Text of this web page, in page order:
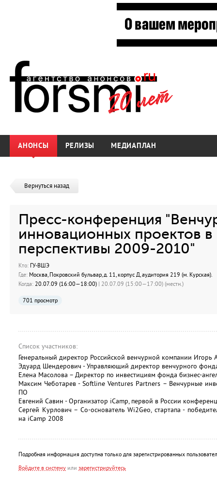
АНОНСЫ РЕЛИЗЫ МЕДИАПЛАН
Вернуться назад
Пресс-конференция
инновационных проектов в
перспективы 2009-2010"
Кто: ГУ-ВШЭ
Где: Москва, Покровский бульвар, д. 11, корпус Д, аудитория 219 (м. Курская).
Когда: 20.07.09 (16:00—18:00) | 20.07.09 (15:00—17:00) (местн.)
701 просмотр
Список участников:
Генеральный директор Российской венчурной компании Игорь
Эдуард Шендерович - Управляющий директор венчурного
Елена Масолова – Директор по инвестициям фонда бизнес-
Максим Чеботарев - Softline Ventures Partners – Венчурные
ПО
Евгений Савин - Организатор iCamp, первой в России
Сергей Курлович – Со-основатель Wi2Geo, стартапа -
на iCamp 2008
Подробная информация доступна только для зарегистрированных
Войдите в систему или зарегистрируйтесь